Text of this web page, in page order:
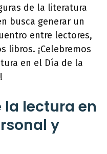
de la literatura
busca generar un
entre lectores,
libros. ¡Celebremos
en el Día de la
lectura en
y